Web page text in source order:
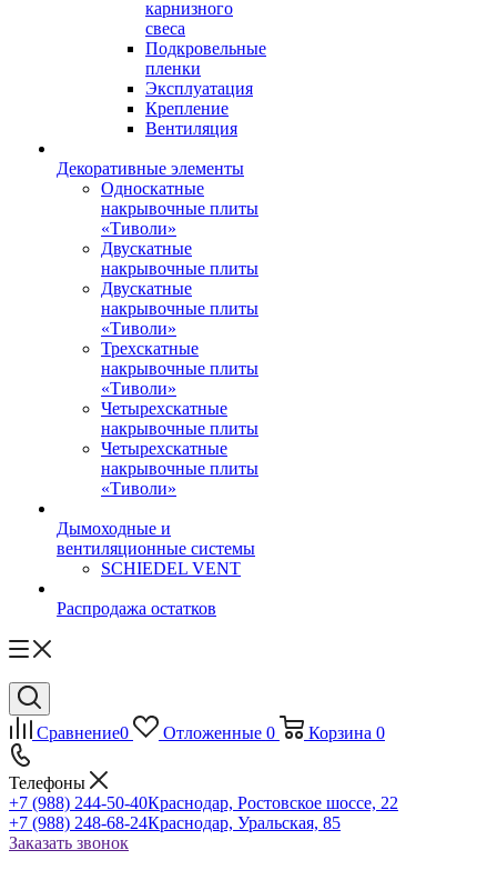
карнизного
свеса
Подкровельные
пленки
Эксплуатация
Крепление
Вентиляция
Декоративные элементы
Односкатные
накрывочные плиты
«Тиволи»
Двускатные
накрывочные плиты
Двускатные
накрывочные плиты
«Тиволи»
Трехскатные
накрывочные плиты
«Тиволи»
Четырехскатные
накрывочные плиты
Четырехскатные
накрывочные плиты
«Тиволи»
Дымоходные и
вентиляционные системы
SCHIEDEL VENT
Распродажа остатков
Сравнение0 Отложенные 0 Корзина 0
Телефоны
+7 (988) 244-50-40Краснодар, Ростовское шоссе, 22
+7 (988) 248-68-24Краснодар, Уральская, 85
Заказать звонок